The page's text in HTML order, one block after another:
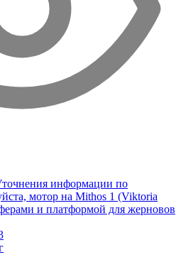
информации по
мотор на Mithos 1 (Viktoria
и платформой для жерновов